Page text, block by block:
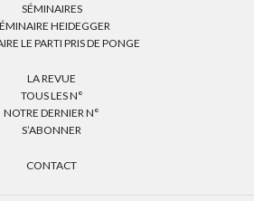
SÉMINAIRES
HEIDEGGER
LE PARTI PRIS DE PONGE
LA REVUE
TOUS LES N°
NOTRE DERNIER N°
S’ABONNER
CONTACT